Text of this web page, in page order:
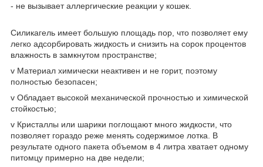
- не вызывает аллергические реакции у кошек.
Силикагель имеет большую площадь пор, что позволяет ему
легко адсорбировать жидкость и снизить на сорок процентов
влажность в замкнутом пространстве;
v Материал химически неактивен и не горит, поэтому
полностью безопасен;
v Обладает высокой механической прочностью и химической
стойкостью;
v Кристаллы или шарики поглощают много жидкости, что
позволяет гораздо реже менять содержимое лотка. В
результате одного пакета объемом в 4 литра хватает одному
питомцу примерно на две недели;